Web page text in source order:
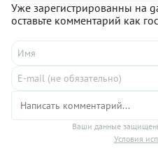
Уже зарегистрированны на
оставьте комментарий как
Ваши данные
Условия